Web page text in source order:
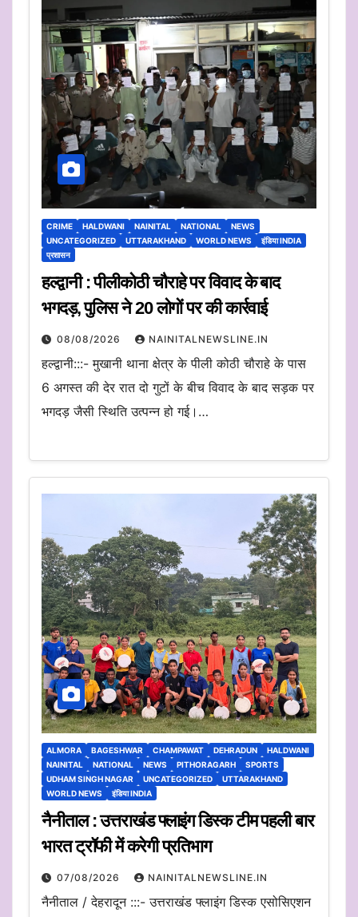
CRIME HALDWANI NAINITAL NATIONAL
NEWS
UNCATEGORIZED
UTTARAKHAND WORLD NEWS
इंडिया INDIA
प्रशासन
हल्द्वानी : पीलीकोठी चौराहे पर विवाद के बाद
भगदड़, पुलिस ने 20 लोगों पर की कार्रवाई
08/08/2026 NAINITALNEWSLINE.IN
हल्द्वानी:::- मुखानी थाना क्षेत्र के पीली कोठी चौराहे के पास
6 अगस्त की देर रात दो गुटों के बीच विवाद के बाद सड़क पर
भगदड़ जैसी स्थिति उत्पन्न हो गई।…
ALMORA BAGESHWAR CHAMPAWAT DEHRADUN
HALDWANI
NAINITAL
NATIONAL NEWS PITHORAGARH
SPORTS
UDHAM SINGH NAGAR
UNCATEGORIZED
UTTARAKHAND
WORLD NEWS
इंडिया INDIA
नैनीताल : उत्तराखंड फ्लाइंग डिस्क टीम पहली बार
भारत ट्रॉफी में करेगी प्रतिभाग
07/08/2026 NAINITALNEWSLINE.IN
नैनीताल / देहरादून :::- उत्तराखंड फ्लाइंग डिस्क एसोसिएशन